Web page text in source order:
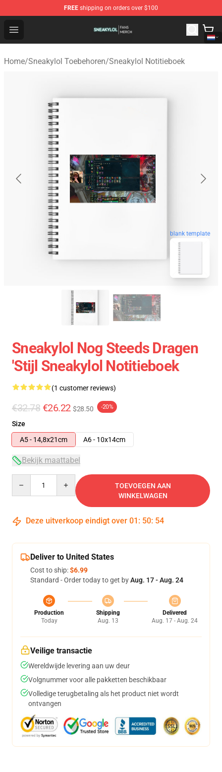
FREE shipping on orders over $100
Open menu
Sneakylol Shop - Official Sneakylol Merchandise Store
Home/Sneakylol Toebehoren/Sneakylol Notitieboek
blank template
Sneakylol Nog Steeds Dragen
'Stijl Sneakylol Notitieboek
(1 customer reviews)
€32.78 €26.22 $28.50 -20%
Size
A5 - 14,8x21cm
A6 - 10x14cm
Bekijk maattabel
TOEVOEGEN AAN
WINKELWAGEN
Deze uitverkoop eindigt over 01 : 50: 53
Deliver to United States
Cost to ship:$6.99
Standard - Order today to get byAug. 17 - Aug. 24
Production
Today
Shipping
Aug. 13
Delivered
Aug. 17 - Aug. 24
Veilige transactie
Wereldwijde levering aan uw deur
Volgnummer voor alle pakketten beschikbaar
Volledige terugbetaling als het product niet wordt
ontvangen